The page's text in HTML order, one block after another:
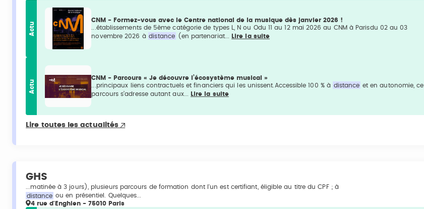
Actu
CNM - Formez-vous avec le Centre national de la musique dès janvier 2026 !
...établissements de 5ème catégorie de types L, N ou Odu 11 au 12 mai 2026 au CNM à Parisdu 02 au 03
novembre 2026 à distance (en partenariat... Lire la suite
Actu
CNM - Parcours « Je découvre l’écosystème musical »
...principaux liens contractuels et financiers qui les unissent.Accessible 100 % à distance et en autonomie, ce
parcours s’adresse autant aux...
Lire la suite
Lire toutes les actualités
GHS
...matinée à 3 jours), plusieurs parcours de formation dont l'un est certifiant, éligible au titre du CPF ; à
distance ou en présentiel. Quelques...
4 rue d'Enghien - 75010 Paris